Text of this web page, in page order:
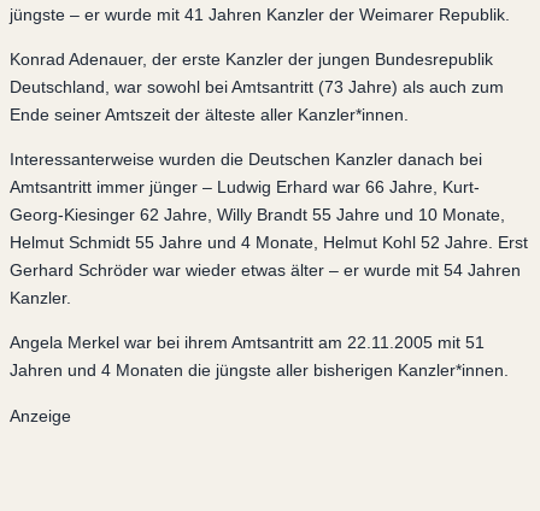
jüngste – er wurde mit 41 Jahren Kanzler der Weimarer Republik.
Konrad Adenauer, der erste Kanzler der jungen Bundesrepublik
Deutschland, war sowohl bei Amtsantritt (73 Jahre) als auch zum
Ende seiner Amtszeit der älteste aller Kanzler*innen.
Interessanterweise wurden die Deutschen Kanzler danach bei
Amtsantritt immer jünger – Ludwig Erhard war 66 Jahre, Kurt-
Georg-Kiesinger 62 Jahre, Willy Brandt 55 Jahre und 10 Monate,
Helmut Schmidt 55 Jahre und 4 Monate, Helmut Kohl 52 Jahre. Erst
Gerhard Schröder war wieder etwas älter – er wurde mit 54 Jahren
Kanzler.
Angela Merkel war bei ihrem Amtsantritt am 22.11.2005 mit 51
Jahren und 4 Monaten die jüngste aller bisherigen Kanzler*innen.
Anzeige